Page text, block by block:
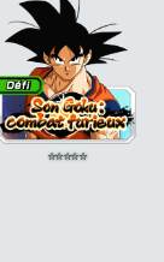
⭐⭐⭐⭐⭐